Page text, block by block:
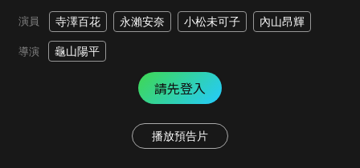
演員 寺澤百花 永瀨安奈 小松未可子 內山昂輝
導演 龜山陽平
請先登入
播放預告片